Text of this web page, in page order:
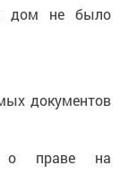
дом не было
документов
о праве на